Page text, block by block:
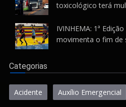
toxicológico terá
IVINHEMA: 1ª
movimenta o fim de
Categorias
Acidente Auxílio Emergencial